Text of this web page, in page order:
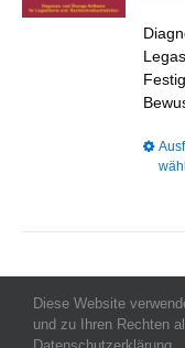
Allgemeine
Diese Website
und zu Ihren Rechten